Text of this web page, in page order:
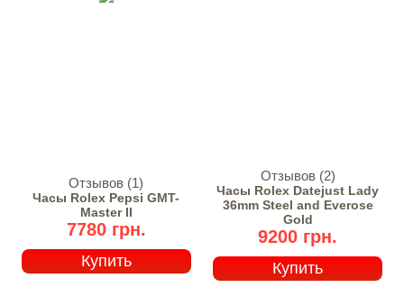
Отзывов (1)
Часы Rolex Pepsi GMT-
Master II
7780 грн.
Купить
Отзывов (2)
Часы Rolex Datejust Lady
36mm Steel and Everose
Gold
9200 грн.
Купить